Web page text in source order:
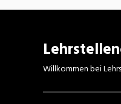
Willkommen bei